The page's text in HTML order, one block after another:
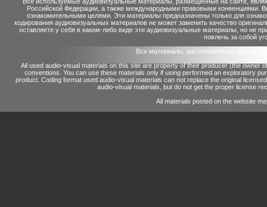
Российской Федерации, а также международными правовыми конвенциями.
ознакомительными целями. Эти материалы предназначены только для
кодирования аудиовизуальных материалов не может заменить качество
оставляете у себя в каком-либо виде эти аудиовизуальные материалы, но не
повлечь за собой
Все материалы, расположенные на сайте
All used audio-visual materials on this site are property of their producer (the owner
conventions. You can use these materials only if using performed an exploratory
product. Coding format used audio-visual materials can not replace the original
audio-visual materials, but do not get the proper license
All materials posted on the website